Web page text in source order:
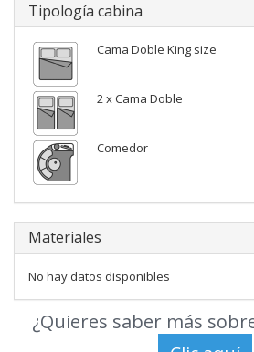
Tipología cabina
Cama Doble King size
2 x Cama Doble
Comedor
Materiales
No hay datos disponibles
¿Quieres saber más